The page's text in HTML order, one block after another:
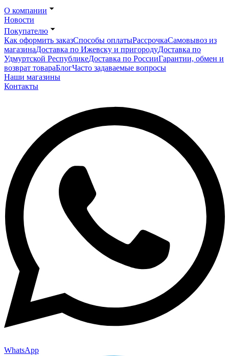
О компании
Новости
Покупателю
Как оформить заказСпособы оплатыРассрочкаСамовывоз из
магазинаДоставка по Ижевску и пригородуДоставка по
Удмуртской РеспубликеДоставка по РоссииГарантии, обмен и
возврат товараБлогЧасто задаваемые вопросы
Наши магазины
Контакты
WhatsApp